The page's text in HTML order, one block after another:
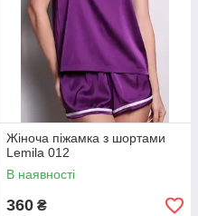
Жіноча піжамка з шортами
Lemila 012
В наявності
360 ₴